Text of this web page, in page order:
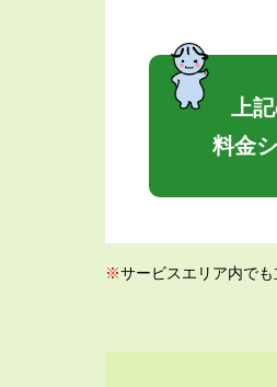
上
料金
※サービスエリア内で